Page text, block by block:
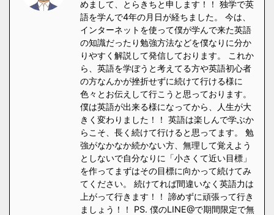
めまして、とらきちと申します！！ 独学で英
語を学んで4年の月日が経ちました。 今は、
インターネットを使って僕が学んで来た英語
の知識だったり勉強方法などを僕なりに分か
りやすく解説して発信しております。 これか
ら、英語を学ぼうと考えてる方や英語初心者
の方なんかが挫折せずに続けて行ける様に
色々とお伝えして行こうと思っております。
僕は英語が出来る様になってから、人生が大
きく変わりました！！ 英語は楽しんで学ぶか
らこそ、長く続けて行けると思ってます。 勉
強がなかなか続かない方、無理して覚えよう
としないで自分なりに「小さくて近い目標」
を作ってまずはその目標に向かって続けてみ
てください。 続けてれば間違いなく英語力は
上がって行きます！！ 諦めずに頑張って行き
ましょう！！ PS. 僕のLINE@で期間限定で無